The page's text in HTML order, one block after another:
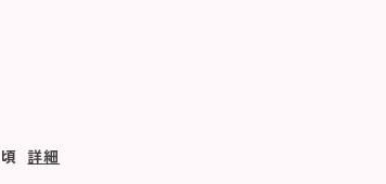
頃 詳細